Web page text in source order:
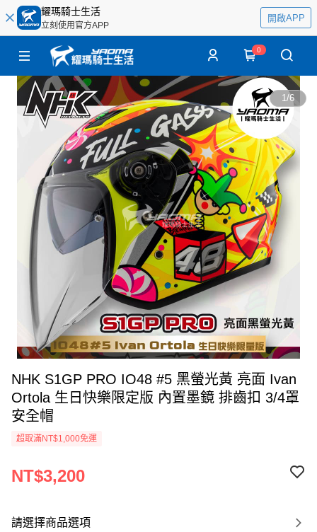
耀瑪騎士生活
立刻使用官方APP
開啟APP
0
1/6
NHK S1GP PRO IO48 #5 黑螢光黃 亮面 Ivan
Ortola 生日快樂限定版 內置墨鏡 排齒扣 3/4罩
安全帽
超取滿NT$1,000免運
NT$3,200
請選擇商品選項